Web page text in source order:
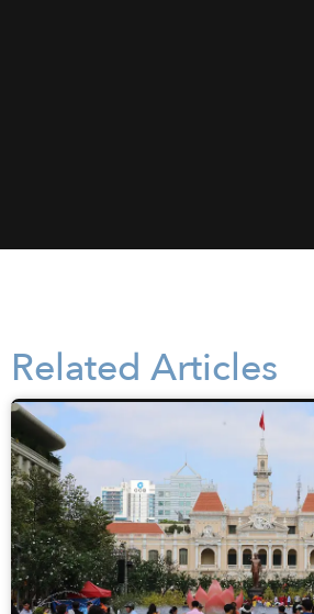
z
사이공이어 후원하
Related Articles